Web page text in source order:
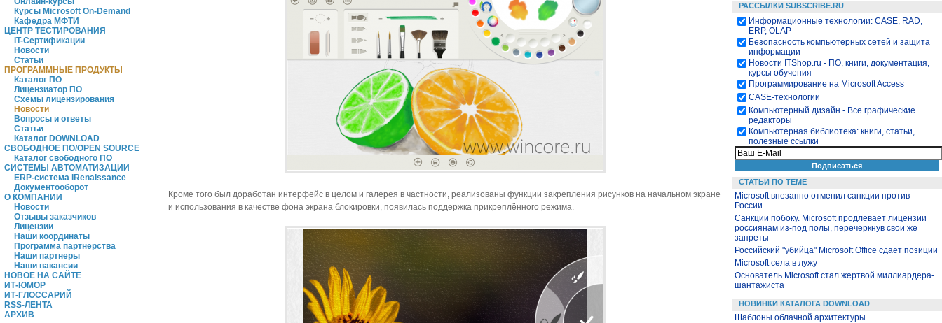
Курсы Microsoft On-Demand
Кафедра МФТИ
ЦЕНТР ТЕСТИРОВАНИЯ
IT-Сертификации
Новости
Статьи
ПРОГРАММНЫЕ ПРОДУКТЫ
Каталог ПО
Лицензиатор ПО
Схемы лицензирования
Новости
Вопросы и ответы
Статьи
Каталог DOWNLOAD
СВОБОДНОЕ ПО/OPEN SOURCE
Каталог свободного ПО
СИСТЕМЫ АВТОМАТИЗАЦИИ
ERP-система iRenaissance
Документооборот
О КОМПАНИИ
Новости
Отзывы заказчиков
Лицензии
Наши координаты
Программа партнерства
Наши партнеры
Наши вакансии
НОВОЕ НА САЙТЕ
ИТ-ЮМОР
ИТ-ГЛОССАРИЙ
RSS-ЛЕНТА
АРХИВ
Кроме того был доработан интерфейс в целом и галерея в частности, реализованы функции закрепления рисунков на начальном экране
и использования в качестве фона экрана блокировки, появилась поддержка прикреплённого режима.
РАССЫЛКИ SUBSCRIBE.RU
Информационные технологии: CASE, RAD,
ERP, OLAP
Безопасность компьютерных сетей и защита
информации
Новости ITShop.ru - ПО, книги, документация,
курсы обучения
Программирование на Microsoft Access
CASE-технологии
Компьютерный дизайн - Все графические
редакторы
Компьютерная библиотека: книги, статьи,
полезные ссылки
СТАТЬИ ПО ТЕМЕ
Microsoft внезапно отменил санкции против
России
Санкции побоку. Microsoft продлевает лицензии
россиянам из-под полы, перечеркнув свои же
запреты
Российский "убийца" Microsoft Office сдает позиции
Microsoft села в лужу
Основатель Microsoft стал жертвой миллиардера-
шантажиста
НОВИНКИ КАТАЛОГА DOWNLOAD
Шаблоны облачной архитектуры